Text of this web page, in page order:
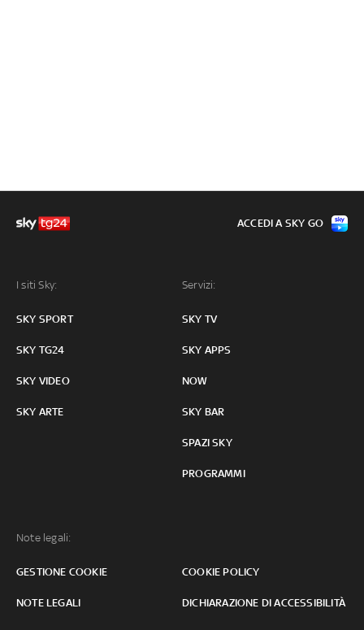
I siti Sky:
SKY SPORT
SKY TG24
SKY VIDEO
SKY ARTE
Servizi:
SKY TV
SKY APPS
NOW
SKY BAR
SPAZI SKY
PROGRAMMI
Note legali:
GESTIONE COOKIE COOKIE POLICY
NOTE LEGALI DICHIARAZIONE DI ACCESSIBILITÀ
ACCEDI A SKY GO